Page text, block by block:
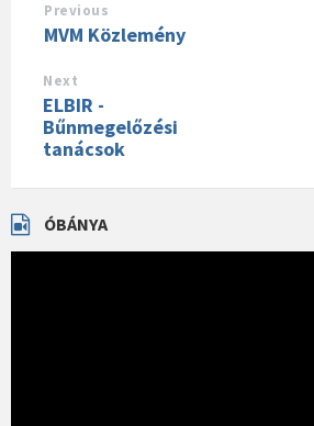
Previous
MVM Közlemény
Next
ELBIR -
Bűnmegelőzési
tanácsok
ÓBÁNYA